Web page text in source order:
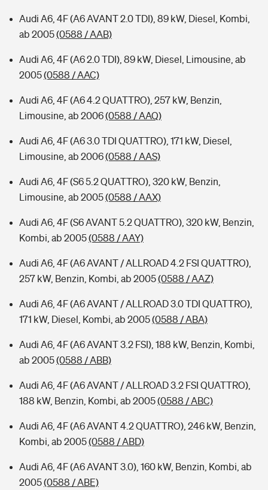
Audi A6, 4F (A6 AVANT 2.0 TDI), 89 kW, Diesel, Kombi,
ab 2005(0588 / AAB)
Audi A6, 4F (A6 2.0 TDI), 89 kW, Diesel, Limousine, ab
2005(0588 / AAC)
Audi A6, 4F (A6 4.2 QUATTRO), 257 kW, Benzin,
Limousine, ab 2006(0588 / AAQ)
Audi A6, 4F (A6 3.0 TDI QUATTRO), 171 kW, Diesel,
Limousine, ab 2006(0588 / AAS)
Audi A6, 4F (S6 5.2 QUATTRO), 320 kW, Benzin,
Limousine, ab 2005(0588 / AAX)
Audi A6, 4F (S6 AVANT 5.2 QUATTRO), 320 kW, Benzin,
Kombi, ab 2005(0588 / AAY)
Audi A6, 4F (A6 AVANT / ALLROAD 4.2 FSI QUATTRO),
257 kW, Benzin, Kombi, ab 2005(0588 / AAZ)
Audi A6, 4F (A6 AVANT / ALLROAD 3.0 TDI QUATTRO),
171 kW, Diesel, Kombi, ab 2005(0588 / ABA)
Audi A6, 4F (A6 AVANT 3.2 FSI), 188 kW, Benzin, Kombi,
ab 2005(0588 / ABB)
Audi A6, 4F (A6 AVANT / ALLROAD 3.2 FSI QUATTRO),
188 kW, Benzin, Kombi, ab 2005(0588 / ABC)
Audi A6, 4F (A6 AVANT 4.2 QUATTRO), 246 kW, Benzin,
Kombi, ab 2005(0588 / ABD)
Audi A6, 4F (A6 AVANT 3.0), 160 kW, Benzin, Kombi, ab
2005(0588 / ABE)